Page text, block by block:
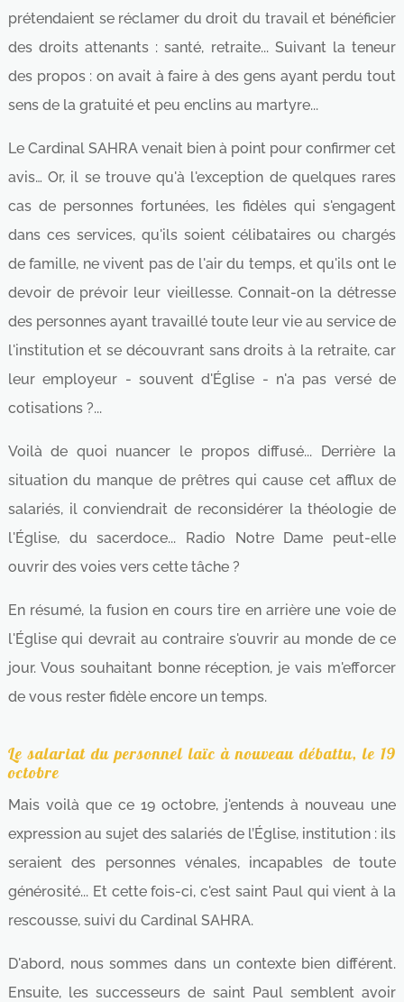
prétendaient se réclamer du droit du travail et bénéficier
des droits attenants : santé, retraite... Suivant la teneur
des propos : on avait à faire à des gens ayant perdu tout
sens de la gratuité et peu enclins au martyre...
Le Cardinal SAHRA venait bien à point pour confirmer cet
avis… Or, il se trouve qu'à l'exception de quelques rares
cas de personnes fortunées, les fidèles qui s'engagent
dans ces services, qu'ils soient célibataires ou chargés
de famille, ne vivent pas de l'air du temps, et qu'ils ont le
devoir de prévoir leur vieillesse. Connait-on la détresse
des personnes ayant travaillé toute leur vie au service de
l'institution et se découvrant sans droits à la retraite, car
leur employeur - souvent d'Église - n'a pas versé de
cotisations ?...
Voilà de quoi nuancer le propos diffusé... Derrière la
situation du manque de prêtres qui cause cet afflux de
salariés, il conviendrait de reconsidérer la théologie de
l'Église, du sacerdoce... Radio Notre Dame peut-elle
ouvrir des voies vers cette tâche ?
En résumé, la fusion en cours tire en arrière une voie de
l'Église qui devrait au contraire s'ouvrir au monde de ce
jour. Vous souhaitant bonne réception, je vais m'efforcer
de vous rester fidèle encore un temps.
Le salariat du personnel laïc à nouveau débattu, le 19
octobre
Mais voilà que ce 19 octobre, j'entends à nouveau une
expression au sujet des salariés de l’Église, institution : ils
seraient des personnes vénales, incapables de toute
générosité... Et cette fois-ci, c'est saint Paul qui vient à la
rescousse, suivi du Cardinal SAHRA.
D'abord, nous sommes dans un contexte bien différent.
Ensuite, les successeurs de saint Paul semblent avoir